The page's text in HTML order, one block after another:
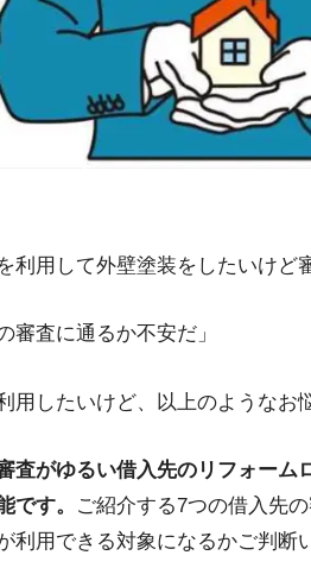
利用して外壁塗装をしたいけど
審査に通るか不安だ」
用したいけど、以上のようなお
査がゆるい借入先のリフォー
です。
ご紹介する7つの借入先
利用できる対象になるかご判断